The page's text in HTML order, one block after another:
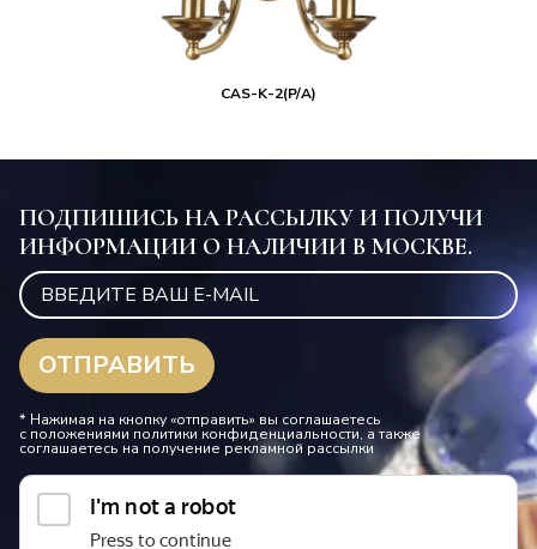
CAS-K-2(P/A)
ПОДПИШИСЬ НА РАССЫЛКУ И ПОЛУЧИ
ИНФОРМАЦИИ О НАЛИЧИИ В МОСКВЕ.
* Нажимая на кнопку «отправить» вы соглашаетесь
с положениями политики конфиденциальности, а также
соглашаетесь на получение рекламной рассылки